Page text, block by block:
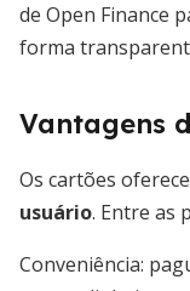
de Open Finance
forma
Vantagens
Os cartões
usuário. Entre as
Conveniência: